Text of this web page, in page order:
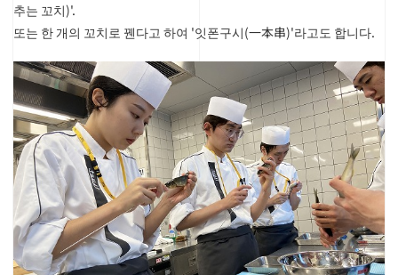
추는 꼬치)'.
또는 한 개의 꼬치로 꿴다고 하여 '잇폰구시(一本串)'라고도 합니다.